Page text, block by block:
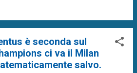
è seconda sul
ci va il Milan
salvo.